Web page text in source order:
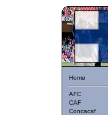
Home
AFC
CAF
Concacaf